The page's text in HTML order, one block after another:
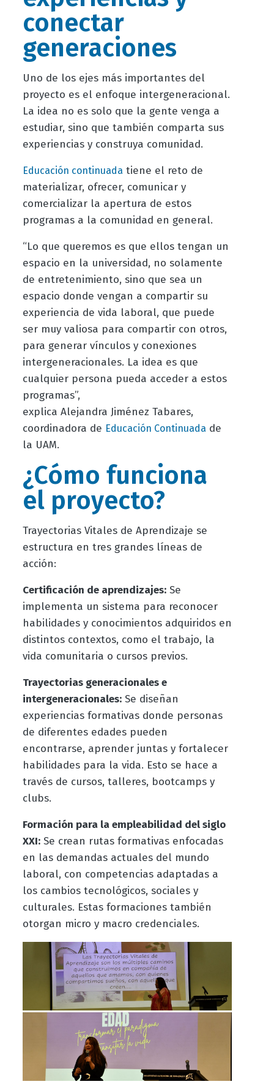
conectar
generaciones
Uno de los ejes más importantes del
proyecto es el enfoque intergeneracional.
La idea no es solo que la gente venga a
estudiar, sino que también comparta sus
experiencias y construya comunidad.
Educación continuadatiene el reto de
materializar, ofrecer, comunicar y
comercializar la apertura de estos
programas a la comunidad en general.
“Lo que queremos es que ellos tengan un
espacio en la universidad, no solamente
de entretenimiento, sino que sea un
espacio donde vengan a compartir su
experiencia de vida laboral, que puede
ser muy valiosa para compartir con otros,
para generar vínculos y conexiones
intergeneracionales. La idea es que
cualquier persona pueda acceder a estos
programas”,
explica Alejandra Jiménez Tabares,
coordinadora de Educación Continuadade
la UAM.
¿Cómo funciona
el proyecto?
Trayectorias Vitales de Aprendizaje se
estructura en tres grandes líneas de
acción:
Certificación de aprendizajes:Se
implementa un sistema para reconocer
habilidades y conocimientos adquiridos en
distintos contextos, como el trabajo, la
vida comunitaria o cursos previos.
Trayectorias generacionales e
intergeneracionales:Se diseñan
experiencias formativas donde personas
de diferentes edades pueden
encontrarse, aprender juntas y fortalecer
habilidades para la vida. Esto se hace a
través de cursos, talleres, bootcamps y
clubs.
Formación para la empleabilidad del siglo
XXI:Se crean rutas formativas enfocadas
en las demandas actuales del mundo
laboral, con competencias adaptadas a
los cambios tecnológicos, sociales y
culturales. Estas formaciones también
otorgan micro y macro credenciales.